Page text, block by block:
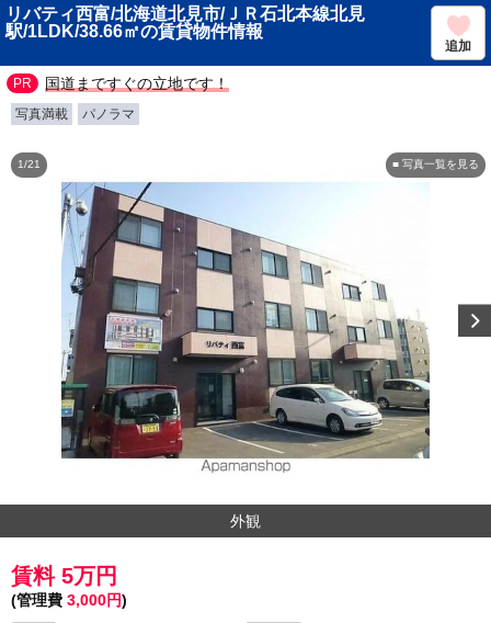
リバティ西富/北海道北見市/ＪＲ石北本線北見
駅/1LDK/38.66㎡の賃貸物件情報
追加
国道まですぐの立地です！
写真満載 パノラマ
■ 写真一覧を見る
1/21
外観
賃料 5万円
(管理費 3,000円)